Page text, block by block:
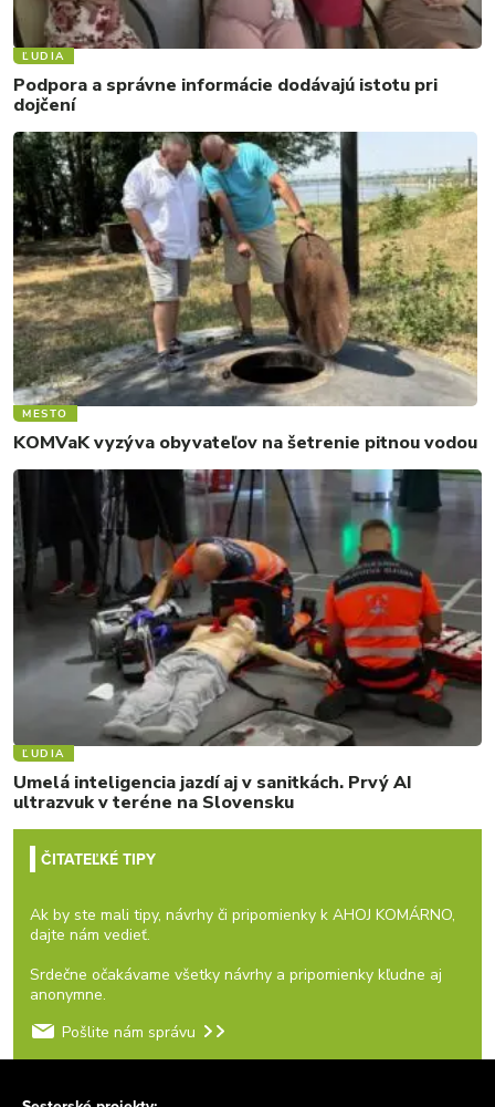
ĽUDIA
Podpora a správne informácie dodávajú istotu pri
dojčení
MESTO
KOMVaK vyzýva obyvateľov na šetrenie pitnou vodou
ĽUDIA
Umelá inteligencia jazdí aj v sanitkách. Prvý AI
ultrazvuk v teréne na Slovensku
ČITATEĽKÉ TIPY
Ak by ste mali tipy, návrhy či pripomienky k AHOJ KOMÁRNO,
dajte nám vedieť.
Srdečne očakávame všetky návrhy a pripomienky kľudne aj
anonymne.
Pošlite nám správu